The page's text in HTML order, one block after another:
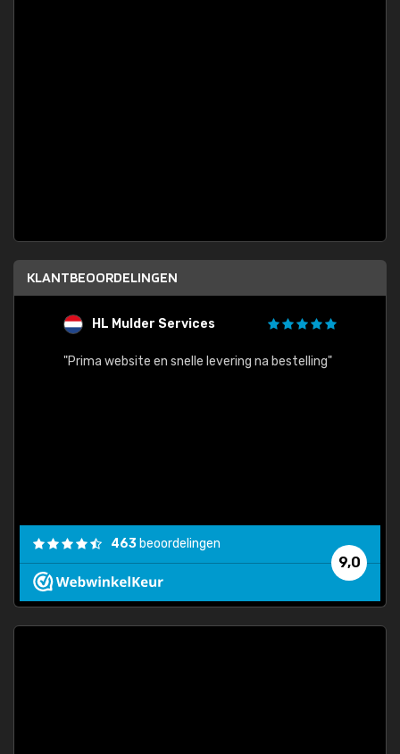
KLANTBEOORDELINGEN
HL Mulder Services
"Prima website en snelle levering na bestelling"
9,0
463 beoordelingen